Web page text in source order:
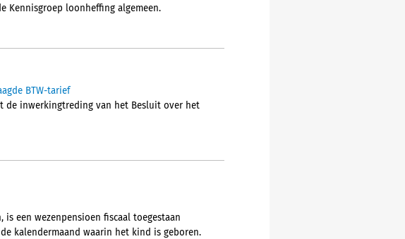
Kennisgroep loonheffing algemeen.
BTW-tarief
de inwerkingtreding van het Besluit over het
een wezenpensioen fiscaal toegestaan
kalendermaand waarin het kind is geboren.